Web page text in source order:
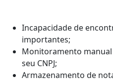
Incapacidade de
importantes;
Monitoramento
seu CNPJ;
Armazenamento de